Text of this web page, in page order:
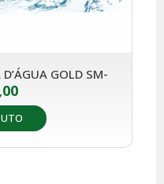
GOLD SM-